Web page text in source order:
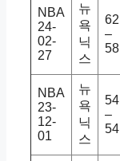
NBA
24-
02-
27
뉴
욕
닉
스
62
–
58
NBA
23-
12-
01
뉴
욕
닉
스
54
–
54